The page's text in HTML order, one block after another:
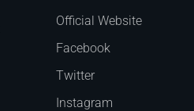
Official Website
Facebook
Twitter
Instagram